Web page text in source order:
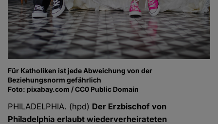
Für Katholiken ist jede Abweichung von der
Beziehungsnorm gefährlich
Foto: pixabay.com / CC0 Public Domain
PHILADELPHIA. (hpd) Der Erzbischof von
Philadelphia erlaubt wiederverheirateten